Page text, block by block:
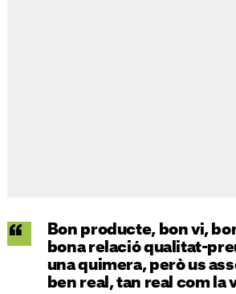
Bon producte, bon vi,
bona relació qualitat-
una quimera, però us
ben real, tan real com la